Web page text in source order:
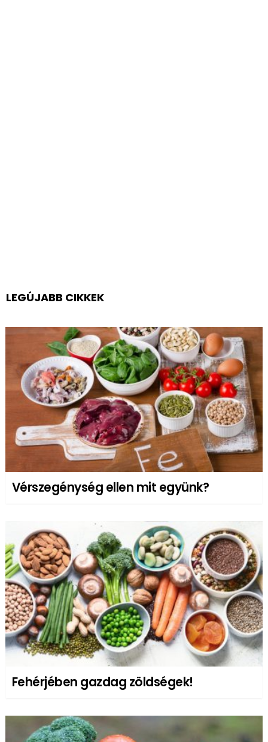
LEGÚJABB CIKKEK
Vérszegénység ellen mit együnk?
Fehérjében gazdag zöldségek!